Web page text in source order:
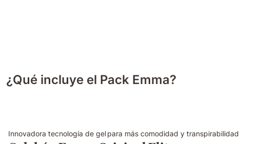
¿Qué incluye el Pack Emma?
Innovadora tecnología de gel para más comodidad y transpirabilidad